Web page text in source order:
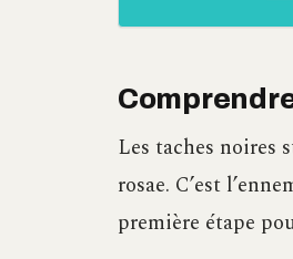
Les taches noires
rosae. C’est
première étape